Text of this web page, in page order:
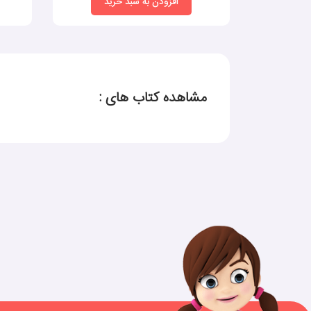
مشاهده کتاب های :